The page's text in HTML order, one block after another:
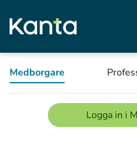
Medborgare
Logga in i